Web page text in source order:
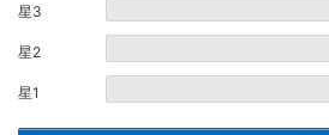
星3
星2
星1